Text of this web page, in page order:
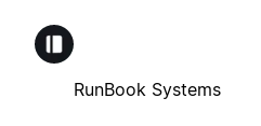
RunBook Systems